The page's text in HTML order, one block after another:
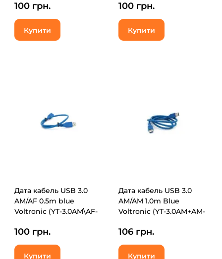
1.8TBL)
100 грн.
Купити
1.5TBL)
100 грн.
Купити
Дата кабель USB 3.0
AM/AF 0.5m blue
Voltronic (YT-3.0AM\AF-
100 грн.
Купити
Дата кабель USB 3.0
AM/AM 1.0m Blue
Voltronic (YT-3.0AM+AM-
106 грн.
Купити